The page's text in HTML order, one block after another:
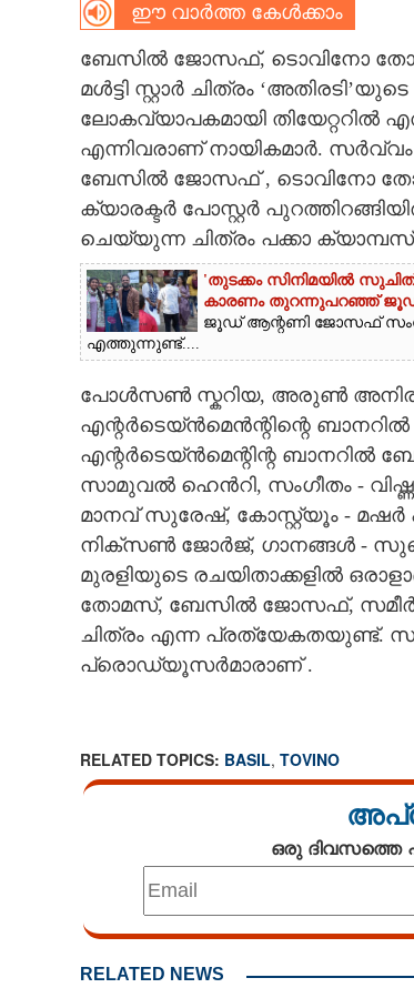
CARTOONS
LITERATURE
CONTACT US
ഈ വാർത്ത കേൾക്കാം
ബേസിൽ ജോസഫ്, ടൊവിനോ
മൾട്ടി സ്റ്റാർ ചിത്രം
ലോകവ്യാപകമായി
എന്നിവരാണ് നായികമാർ.
ബേസിൽ ജോസഫ് ,​ ടൊവിനോ
ക്യാരക്ടർ പോസ്റ്റർ
ചെയ്യുന്ന ചിത്രം പക്കാ
'തുടക്കം സിനിമയിൽ
കാരണം തുറന്നുപറഞ്ഞ്
ജൂഡ് ആന്റണി ജോസഫ്
എത്തുന്നുണ്ട്....
പോൾസൺ സ്കറിയ, അരുൺ
എന്റർടെയ്ൻമെൻന്റിന്റെ
എന്റർടെയ്ൻമെന്റിന്റ
സാമുവൽ ഹെൻറി, സംഗീതം -
മാനവ് സുരേഷ്, കോസ്റ്റ്യൂം -
നിക്സൺ ജോർജ്, ഗാനങ്ങൾ -
മുരളിയുടെ രചയിതാക്കളിൽ
തോമസ്, ബേസിൽ ജോസഫ്, സമീർ
ചിത്രം എന്ന പ്രത്യേകതയുണ്ട്.
പ്രൊഡ്യൂസർമാരാണ് .
RELATED TOPICS: BASIL, TOVINO
ഒരു
RELATED NEWS